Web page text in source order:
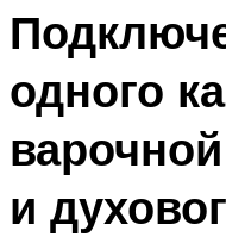
одного
и